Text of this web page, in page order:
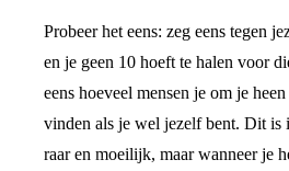
Probeer het eens: zeg eens tegen
en je geen 10 hoeft te halen voor
eens hoeveel mensen je om je
vinden als je wel jezelf bent. Dit is
raar en moeilijk, maar wanneer je